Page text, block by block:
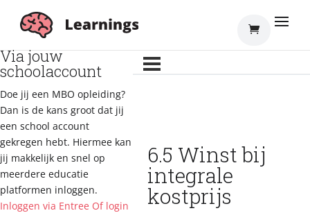
Inloggen
Via jouw
schoolaccount
Doe jij een MBO opleiding?
Dan is de kans groot dat jij
een school account
gekregen hebt. Hiermee kan
jij makkelijk en snel op
meerdere educatie
platformen inloggen.
Inloggen via Entree Of login
6.5 Winst bij
integrale
kostprijs